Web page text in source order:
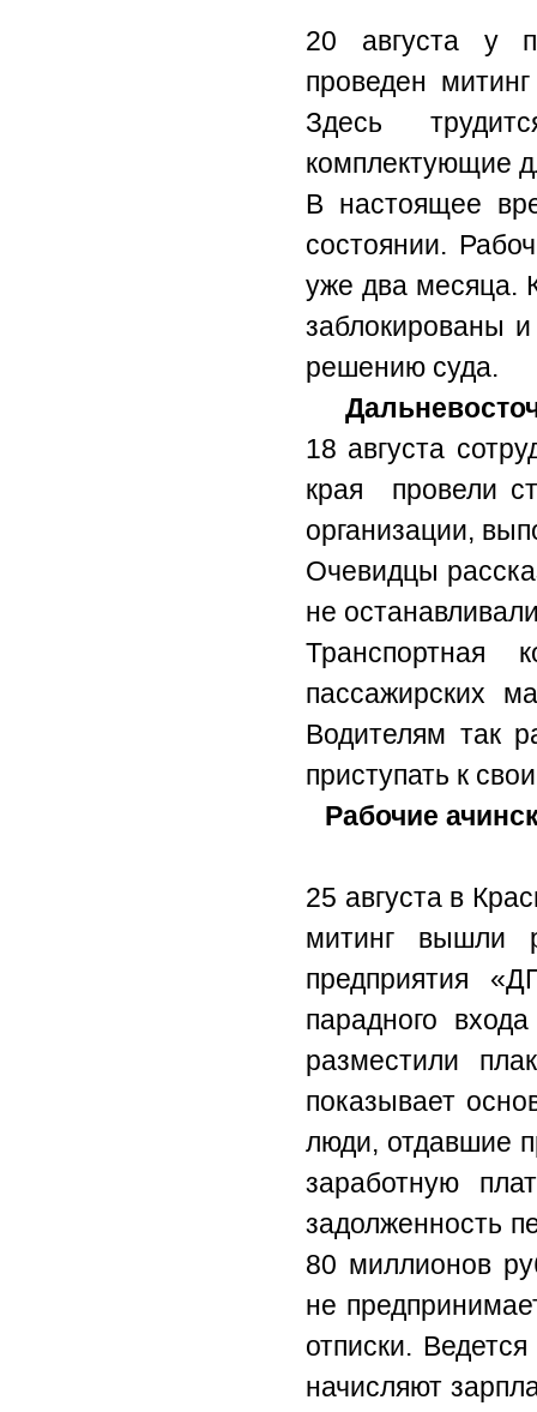
20 августа у
проведен митинг
Здесь
комплектующие
В настоящее
состоянии.
уже два месяца.
заблокированы
решению суда.
18 августа
края провели
организации,
Очевидцы
не
пассажирских
Водителям так
приступать к
Рабочие
25 августа в
митинг вышли
предприятия
парадного
разместили
показывает
люди, отдавшие
заработную
задолженность
80 миллионов
не
отписки.
начисляют